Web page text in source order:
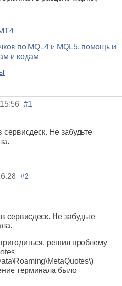
по MQL4 и MQL5, помощь и
и кодам
#1
Не забудьте
#2
сервисдеск. Не забудьте
решил проблему
терминала было